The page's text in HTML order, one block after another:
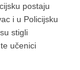
postaju
i u Policijsku
stigli
učenici